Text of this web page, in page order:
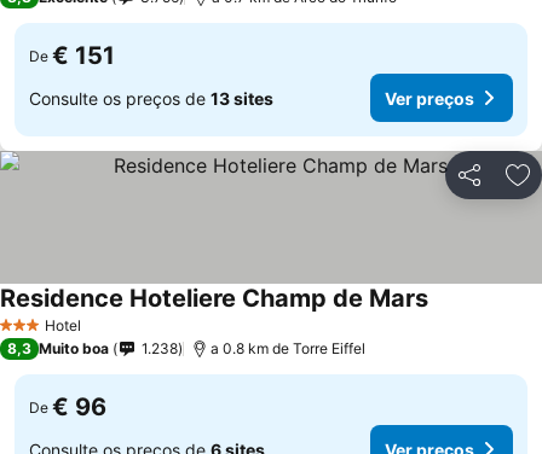
De € 151
Consulte os preços de 13 sites Ver preços
Partilhar
3 EstrelasHotel
Residence Hoteliere Champ de Mars
8,3 Muito boa 1.238 a 0.8 km de Torre Eiffel
De € 96
Consulte os preços de 6 sites Ver preços